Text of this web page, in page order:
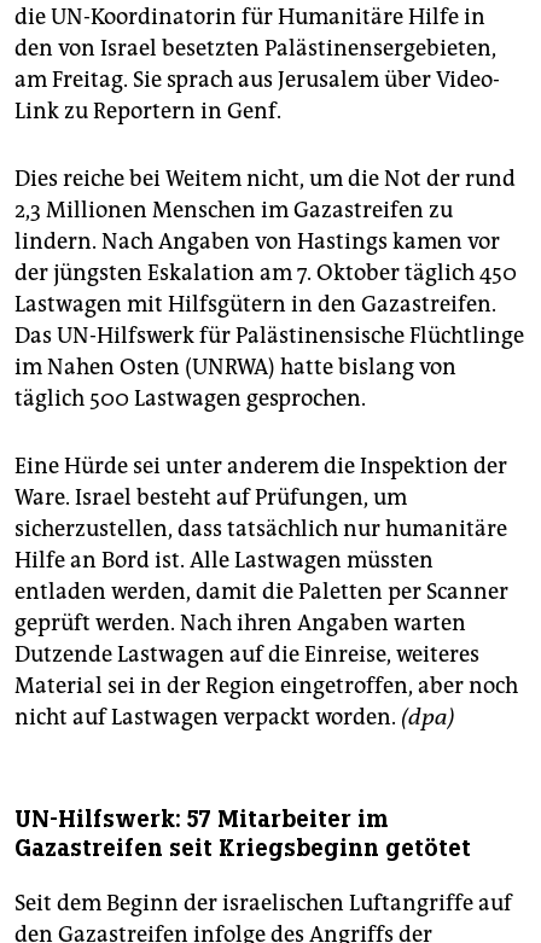
die UN-Koordinatorin für Humanitäre Hilfe in
den von Israel besetzten Palästinensergebieten,
am Freitag. Sie sprach aus Jerusalem über Video-
Link zu Reportern in Genf.
Dies reiche bei Weitem nicht, um die Not der rund
2,3 Millionen Menschen im Gazastreifen zu
lindern. Nach Angaben von Hastings kamen vor
der jüngsten Eskalation am 7. Oktober täglich 450
Lastwagen mit Hilfsgütern in den Gazastreifen.
Das UN-Hilfswerk für Palästinensische Flüchtlinge
im Nahen Osten (UNRWA) hatte bislang von
täglich 500 Lastwagen gesprochen.
Eine Hürde sei unter anderem die Inspektion der
Ware. Israel besteht auf Prüfungen, um
sicherzustellen, dass tatsächlich nur humanitäre
Hilfe an Bord ist. Alle Lastwagen müssten
entladen werden, damit die Paletten per Scanner
geprüft werden. Nach ihren Angaben warten
Dutzende Lastwagen auf die Einreise, weiteres
Material sei in der Region eingetroffen, aber noch
nicht auf Lastwagen verpackt worden. (dpa)
UN-Hilfswerk: 57 Mitarbeiter im
Gazastreifen seit Kriegsbeginn getötet
Seit dem Beginn der israelischen Luftangriffe auf
den Gazastreifen infolge des Angriffs der